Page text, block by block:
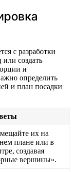
с разработки
создать
и
определить
и план посадки
их на
плане или в
создавая
вершины».